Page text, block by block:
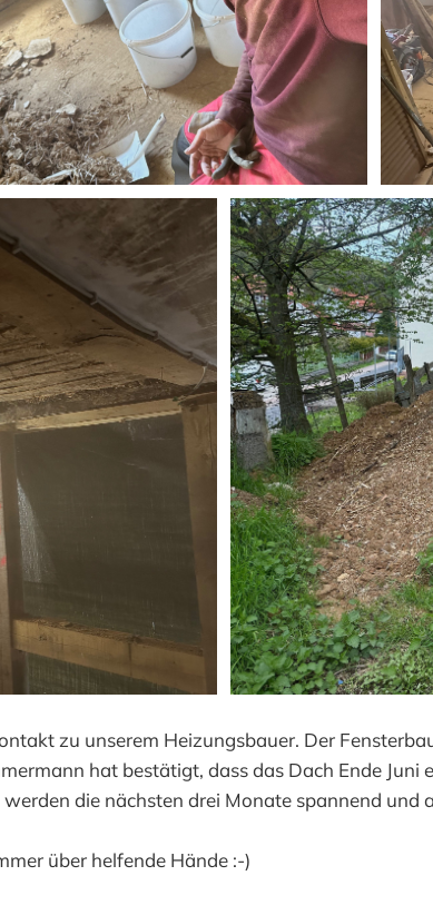
zu unserem Heizungsbauer. Der
hat bestätigt, dass das Dach Ende Juni
die nächsten drei Monate spannend und
über helfende Hände :-)